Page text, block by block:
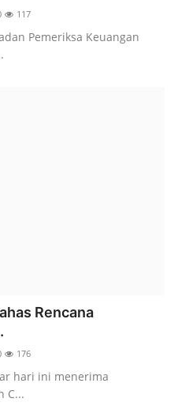
117
Pemeriksa Keuangan
Rencana
176
hari ini menerima
C...